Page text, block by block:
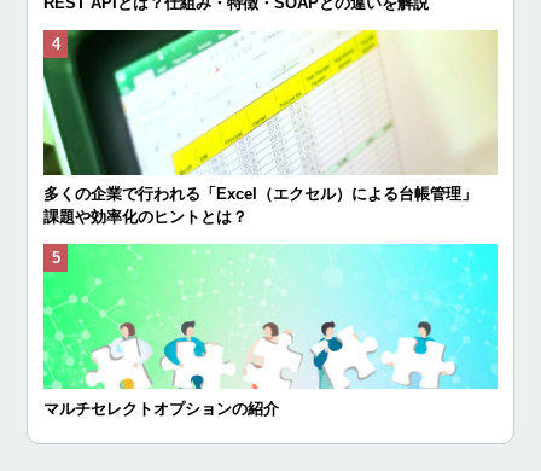
多くの企業で行われる「Excel（エクセル）による台帳管理」
課題や効率化のヒントとは？
マルチセレクトオプションの紹介